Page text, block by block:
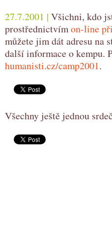
27.7.2001 | Všichni, kdo
prostřednictvímon-line
můžete jim dát adresu na
další informace o kempu.
humanisti.cz/camp2001.
Všechny ještě jednou